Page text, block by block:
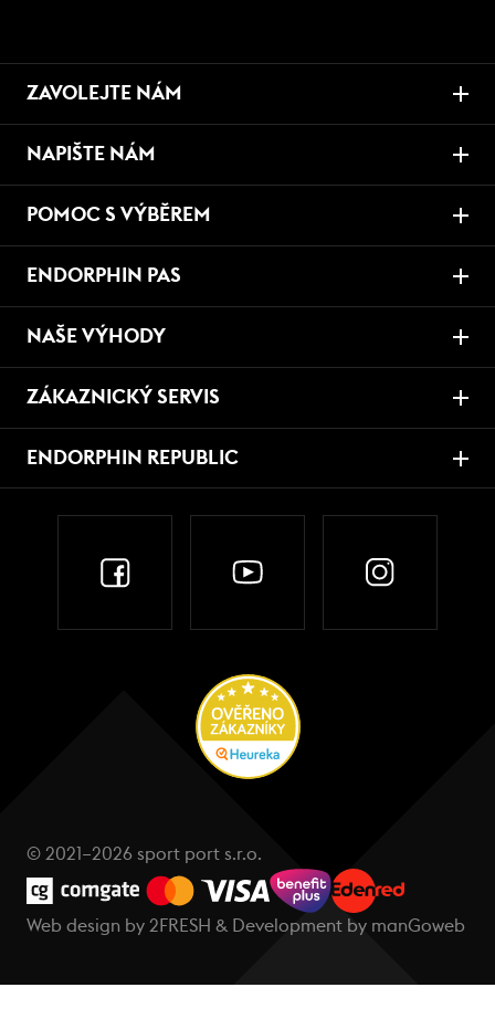
ZAVOLEJTE NÁM
NAPIŠTE NÁM
POMOC S VÝBĚREM
ENDORPHIN PAS
NAŠE VÝHODY
ZÁKAZNICKÝ SERVIS
ENDORPHIN REPUBLIC
© 2021–2026 sport port s.r.o.
Web design by 2FRESH & Development by manGoweb